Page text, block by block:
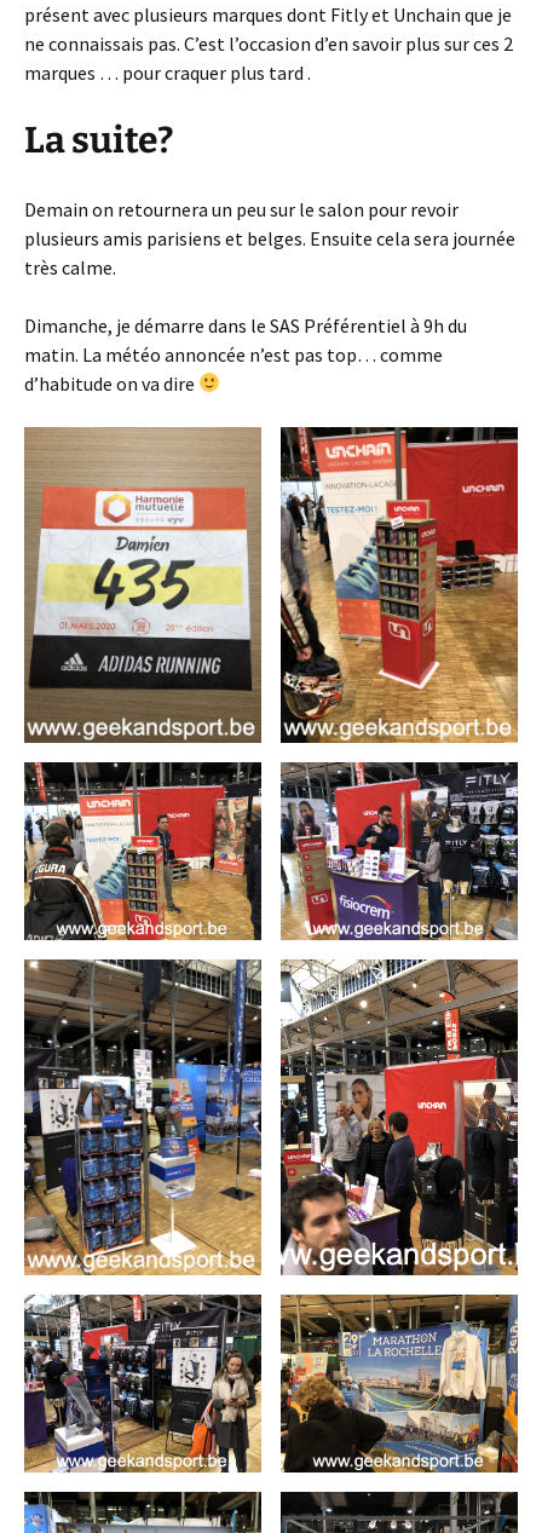
présent avec plusieurs marques dont Fitly et Unchain que je
ne connaissais pas. C’est l’occasion d’en savoir plus sur ces 2
marques … pour craquer plus tard .
La suite?
Demain on retournera un peu sur le salon pour revoir
plusieurs amis parisiens et belges. Ensuite cela sera journée
très calme.
Dimanche, je démarre dans le SAS Préférentiel à 9h du
matin. La météo annoncée n’est pas top… comme
d’habitude on va dire